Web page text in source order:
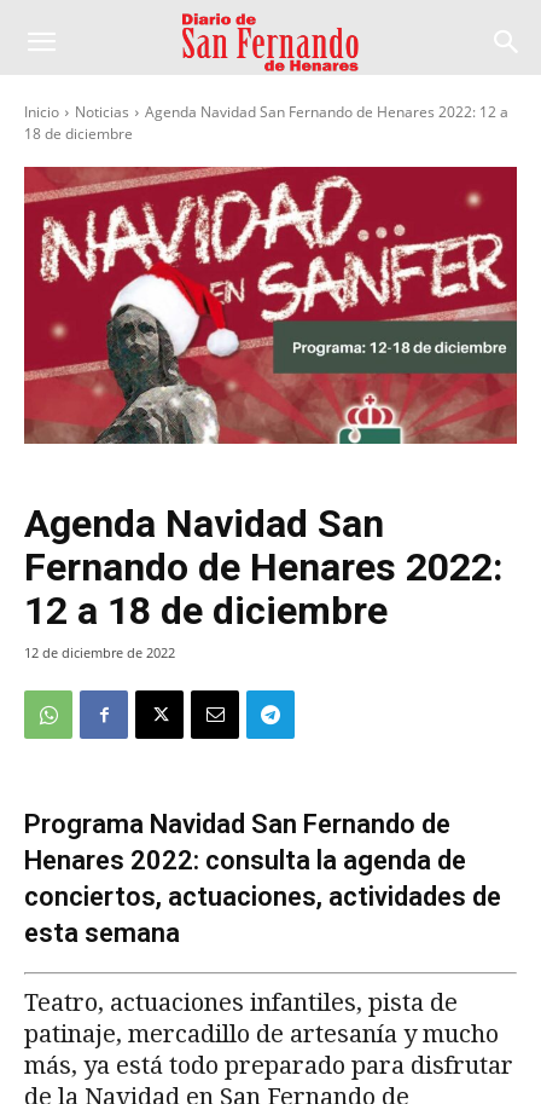
Inicio Noticias
Agenda Navidad San Fernando de Henares 2022: 12 a
18 de diciembre
Agenda Navidad San
Fernando de Henares 2022:
12 a 18 de diciembre
12 de diciembre de 2022
Programa Navidad San Fernando de
Henares 2022: consulta la agenda de
conciertos, actuaciones, actividades de
esta semana
Teatro, actuaciones infantiles, pista de
patinaje, mercadillo de artesanía y mucho
más, ya está todo preparado para disfrutar
de la Navidad en San Fernando de